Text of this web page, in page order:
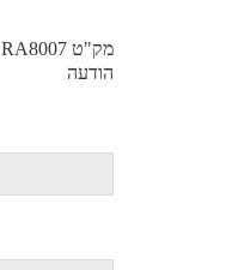
מק"ט RA8007
הודעה